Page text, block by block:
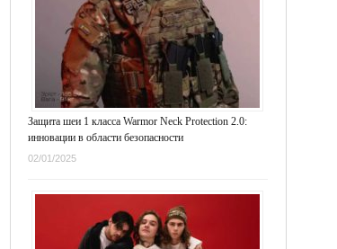
Защита шеи 1 класса Warmor Neck Protection 2.0:
инновации в области безопасности
02/01/2025